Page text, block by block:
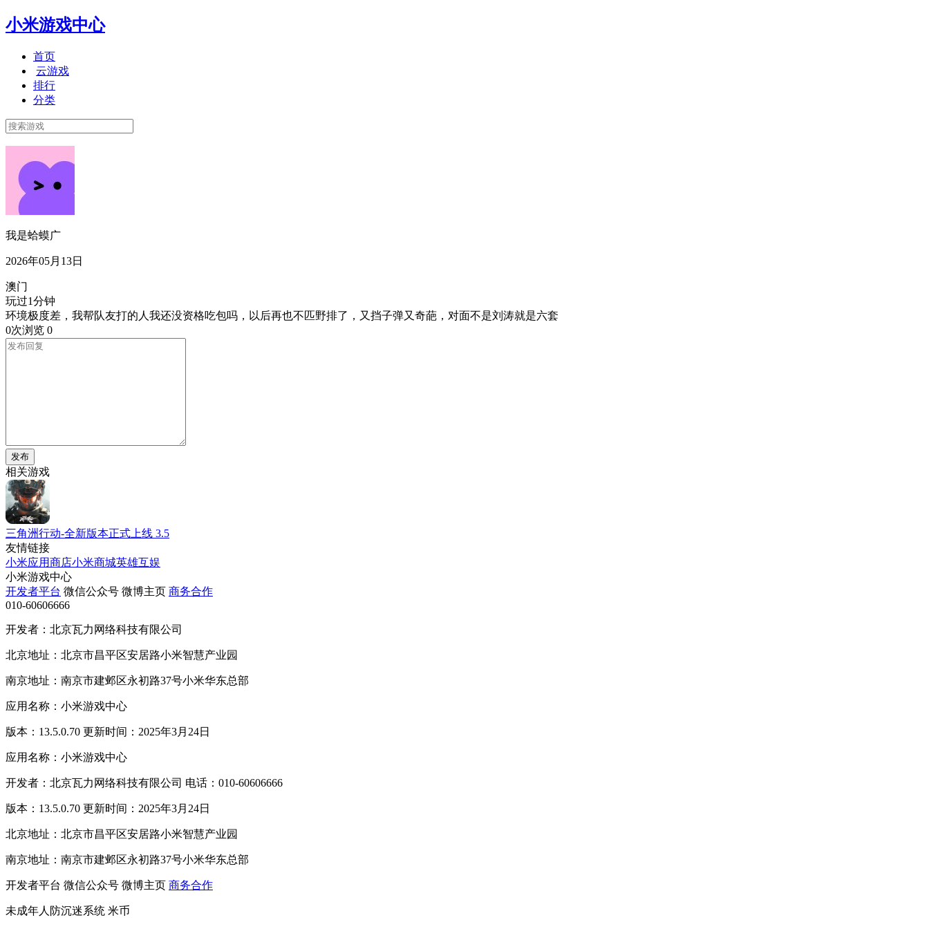
小米游戏中心
首页
云游戏
排行
分类
我是蛤蟆广
2026年05月13日
澳门
玩过1分钟
环境极度差，我帮队友打的人我还没资格吃包吗，以后再也不匹野排了，又挡子弹又奇葩，对面不是刘涛就是六套
0次浏览 0
发布
相关游戏
三角洲行动-全新版本正式上线 3.5
友情链接
小米应用商店小米商城英雄互娱
小米游戏中心
开发者平台 微信公众号 微博主页 商务合作
010-60606666
开发者：北京瓦力网络科技有限公司
北京地址：北京市昌平区安居路小米智慧产业园
南京地址：南京市建邺区永初路37号小米华东总部
应用名称：小米游戏中心
版本：13.5.0.70 更新时间：2025年3月24日
应用名称：小米游戏中心
开发者：北京瓦力网络科技有限公司 电话：010-60606666
版本：13.5.0.70 更新时间：2025年3月24日
北京地址：北京市昌平区安居路小米智慧产业园
南京地址：南京市建邺区永初路37号小米华东总部
开发者平台 微信公众号 微博主页 商务合作
未成年人防沉迷系统 米币